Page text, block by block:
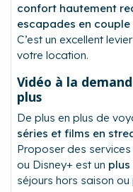
confort hautement
escapades en couple
C’est un excellent
votre location.
Vidéo à la
plus
De plus en plus de
séries et films en
Proposer des
ou Disney+ est un
séjours hors saison ou